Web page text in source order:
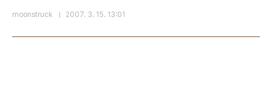
moonstruck 2007. 3. 15. 13:01